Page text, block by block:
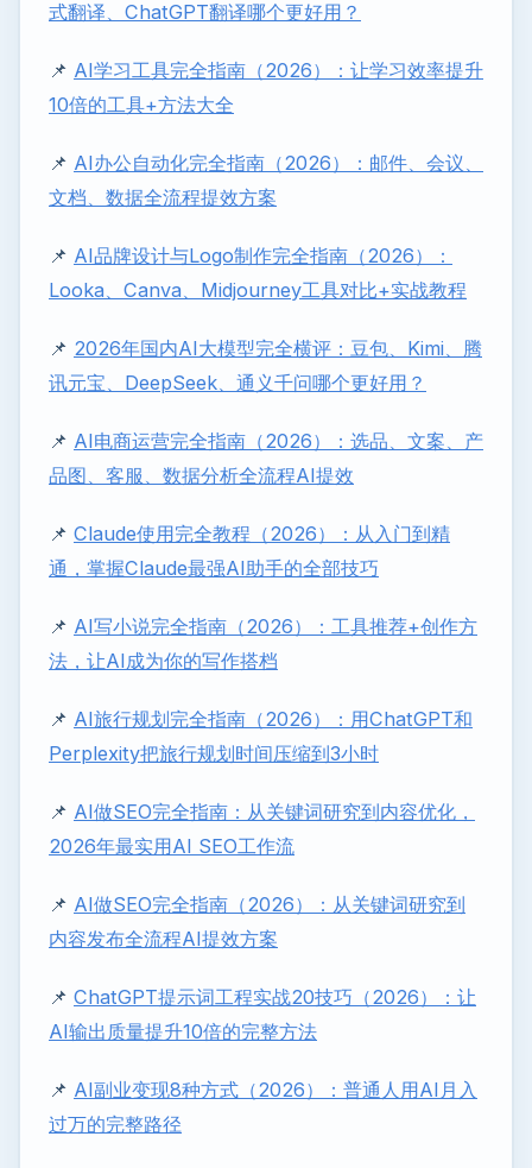
式翻译、ChatGPT翻译哪个更好用？
📌 AI学习工具完全指南（2026）：让学习效率提升
10倍的工具+方法大全
📌 AI办公自动化完全指南（2026）：邮件、会议、
文档、数据全流程提效方案
📌 AI品牌设计与Logo制作完全指南（2026）：
Looka、Canva、Midjourney工具对比+实战教程
📌 2026年国内AI大模型完全横评：豆包、Kimi、腾
讯元宝、DeepSeek、通义千问哪个更好用？
📌 AI电商运营完全指南（2026）：选品、文案、产
品图、客服、数据分析全流程AI提效
📌 Claude使用完全教程（2026）：从入门到精
通，掌握Claude最强AI助手的全部技巧
📌 AI写小说完全指南（2026）：工具推荐+创作方
法，让AI成为你的写作搭档
📌 AI旅行规划完全指南（2026）：用ChatGPT和
Perplexity把旅行规划时间压缩到3小时
📌 AI做SEO完全指南：从关键词研究到内容优化，
2026年最实用AI SEO工作流
📌 AI做SEO完全指南（2026）：从关键词研究到
内容发布全流程AI提效方案
📌 ChatGPT提示词工程实战20技巧（2026）：让
AI输出质量提升10倍的完整方法
📌 AI副业变现8种方式（2026）：普通人用AI月入
过万的完整路径